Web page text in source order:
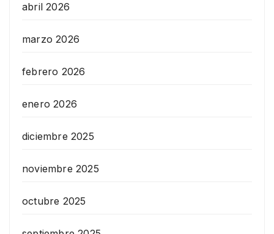
abril 2026
marzo 2026
febrero 2026
enero 2026
diciembre 2025
noviembre 2025
octubre 2025